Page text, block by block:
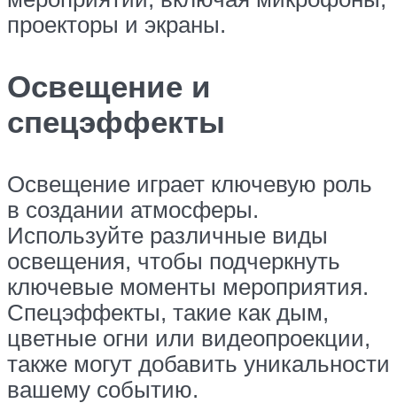
проекторы и экраны.
Освещение и
спецэффекты
Освещение играет ключевую роль
в создании атмосферы.
Используйте различные виды
освещения, чтобы подчеркнуть
ключевые моменты мероприятия.
Спецэффекты, такие как дым,
цветные огни или видеопроекции,
также могут добавить уникальности
вашему событию.